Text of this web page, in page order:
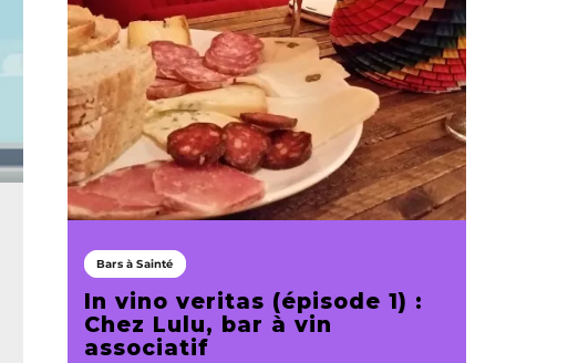
Bars à Sainté
In vino veritas (épisode 1) :
Chez Lulu, bar à vin
associatif